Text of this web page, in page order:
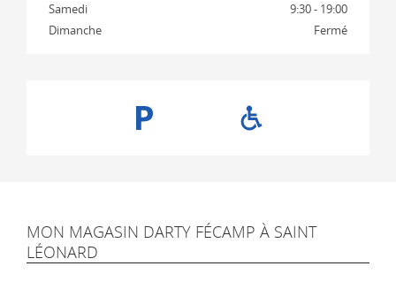
Samedi
9:30 - 19:00
Dimanche
Fermé
MON MAGASIN DARTY FÉCAMP À SAINT
LÉONARD